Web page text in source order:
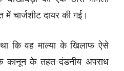
चार्जशीट दायर की गई।
कि वह माल्या के खिलाफ ऐसे
कानून के तहत दंडनीय अपराध